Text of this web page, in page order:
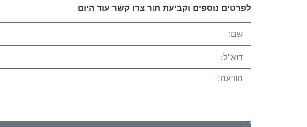
לפרטים נוספים וקביעת תור צרו קשר עוד היום